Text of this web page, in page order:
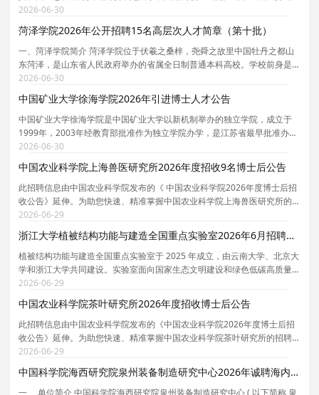
设的高校，是教育部卓越工程师教育培养计划实施高校。学校立足新发展
阶段、贯彻新发展理念，奋力创建安全科学与工程世
2026-06-30
菏泽学院2026年公开招聘15名高层次人才简章（第十批）
一、菏泽学院简介 菏泽学院位于伏羲之桑梓，尧舜之故里中国牡丹之都山
东菏泽，是山东省人民政府举办的省属全日制普通本科高校。学校前身是
始建于1949年初的冀鲁豫区菏泽师范学校。2004年5月，获教育部批准为
普通本科高校。学校为教育部AI+智慧学习共建人工智
2026-06-30
中国矿业大学徐海学院2026年引进博士人才公告
中国矿业大学徐海学院是中国矿业大学以新机制举办的独立学院，成立于
1999年，2003年经教育部批准作为独立学院办学，是江苏省最早批准办学
的独立学院之一。学院坐落于淮海经济区中心城市、国家首批生态园林城
市、荣膺联合国人居奖的江苏省徐州市。学院具有高
2026-06-30
中国农业科学院上海兽医研究所2026年度招收9名博士后公告
此招聘信息由中国农业科学院发布的《 中国农业科学院2026年度博士后招
收公告》延伸。为助您快速、精准掌握中国农业科学院上海兽医研究所的
招聘详情，现特别针对中国农业科学院上海兽医研究所的岗位信息与报考
要点单独说明。为保证您获取的招聘信息完整且准确
2026-06-29
浙江大学植被结构功能与建造全国重点实验室2026年6月招聘专职研究员启事
植被结构功能与建造全国重点实验室于 2025 年成立，由云南大学、北京大
学和浙江大学共同建设。实验室面向国家生态文明建设和绿色低碳高质量
发展的重大战略需求，聚焦我国植被本底不清、结构功能退化、构建机制
不明、修复与建造存在技术瓶颈等重大基础与应用
2026-06-29
中国农业科学院茶叶研究所2026年度招收博士后公告
此招聘信息由中国农业科学院发布的《中国农业科学院2026年度博士后招
收公告》延伸。为助您快速、精准掌握中国农业科学院茶叶研究所的招聘
详情， 现特别针对中国农业科学院茶叶研究所的岗位信息与报考要点单独
说明。 为保证您获取的招聘信息完整且准确，请同
2026-06-29
中国科学院海西研究院泉州装备制造研究中心2026年诚聘海内外优秀人才公告
一、 单位简介 中国科学院海西研究院泉州装备制造研究中心 ( 以下简称 泉